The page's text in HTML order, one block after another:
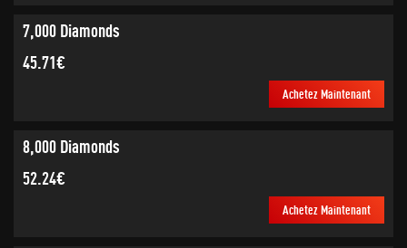
7,000 Diamonds
45.71€
Achetez Maintenant
8,000 Diamonds
52.24€
Achetez Maintenant